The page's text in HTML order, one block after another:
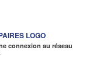
LOGO
connexion au réseau